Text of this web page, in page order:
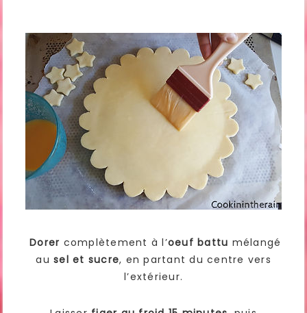
Dorer complètement à l’oeuf battu mélangé
au sel et sucre, en partant du centre vers
l’extérieur.